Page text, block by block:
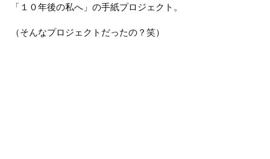
「１０年後の私へ」の手紙プロジェクト。
（そんなプロジェクトだったの？笑）